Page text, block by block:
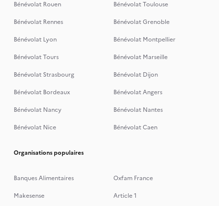
Bénévolat Rouen
Bénévolat Toulouse
Bénévolat Rennes
Bénévolat Grenoble
Bénévolat Lyon
Bénévolat Montpellier
Bénévolat Tours
Bénévolat Marseille
Bénévolat Strasbourg
Bénévolat Dijon
Bénévolat Bordeaux
Bénévolat Angers
Bénévolat Nancy
Bénévolat Nantes
Bénévolat Nice
Bénévolat Caen
Organisations populaires
Banques Alimentaires
Oxfam France
Makesense
Article 1